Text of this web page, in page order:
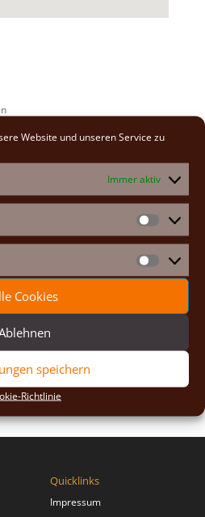
Website und unseren Service zu
Immer aktiv
Marketing
Cookies
speichern
Richtlinie
Quicklinks
Impressum